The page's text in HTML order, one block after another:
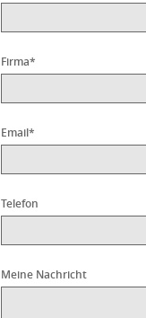
Firma*
Email*
Telefon
Meine Nachricht